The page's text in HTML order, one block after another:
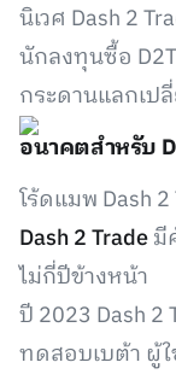
นิเวศ Dash 2
นักลงทุนซื้อ
กระดานแลกเป
อนาคตสำหรับ
โร้ดแมพ Dash 2
Dash 2 Tradeมี
ไม่กี่ปีข้างหน้า
ปี 2023 Dash
ทดสอบเบต้า ผู้